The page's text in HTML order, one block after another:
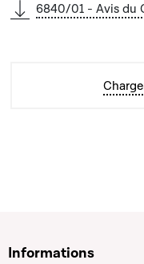
6840/01 - Avis du
Informations